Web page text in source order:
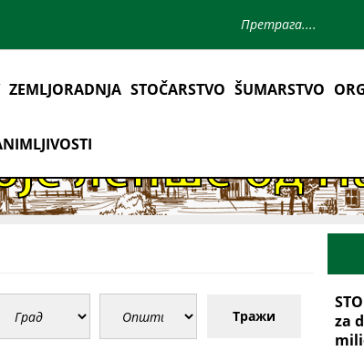
ZEMLJORADNJA STOČARSTVO ŠUMARSTVO
Тражи
za